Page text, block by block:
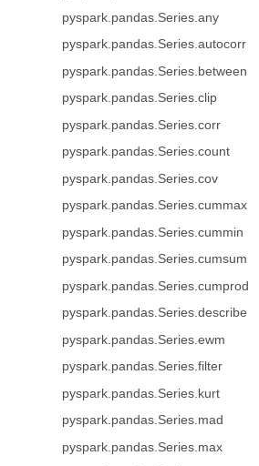
pyspark.pandas.Series.any
pyspark.pandas.Series.autocorr
pyspark.pandas.Series.between
pyspark.pandas.Series.clip
pyspark.pandas.Series.corr
pyspark.pandas.Series.count
pyspark.pandas.Series.cov
pyspark.pandas.Series.cummax
pyspark.pandas.Series.cummin
pyspark.pandas.Series.cumsum
pyspark.pandas.Series.cumprod
pyspark.pandas.Series.describe
pyspark.pandas.Series.ewm
pyspark.pandas.Series.filter
pyspark.pandas.Series.kurt
pyspark.pandas.Series.mad
pyspark.pandas.Series.max